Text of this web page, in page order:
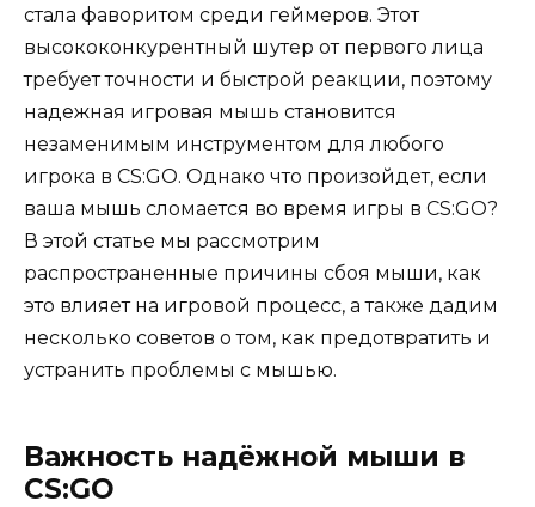
стала фаворитом среди геймеров. Этот
высококонкурентный шутер от первого лица
требует точности и быстрой реакции, поэтому
надежная игровая мышь становится
незаменимым инструментом для любого
игрока в CS:GO. Однако что произойдет, если
ваша мышь сломается во время игры в CS:GO?
В этой статье мы рассмотрим
распространенные причины сбоя мыши, как
это влияет на игровой процесс, а также дадим
несколько советов о том, как предотвратить и
устранить проблемы с мышью.
Важность надёжной мыши в
CS:GO